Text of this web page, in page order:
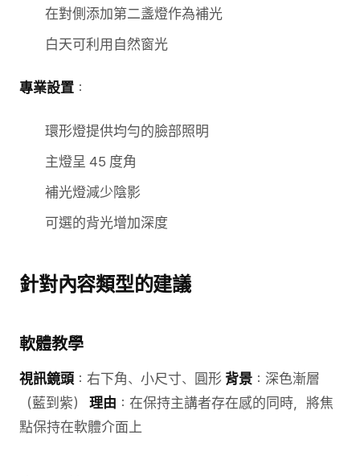
在對側添加第二盞燈作為補光
白天可利用自然窗光
專業設置 ：
環形燈提供均勻的臉部照明
主燈呈 45 度角
補光燈減少陰影
可選的背光增加深度
針對內容類型的建議
軟體教學
視訊鏡頭 ：右下角、小尺寸、圓形 背景 ：深色漸層
（藍到紫） 理由 ：在保持主講者存在感的同時，將焦
點保持在軟體介面上